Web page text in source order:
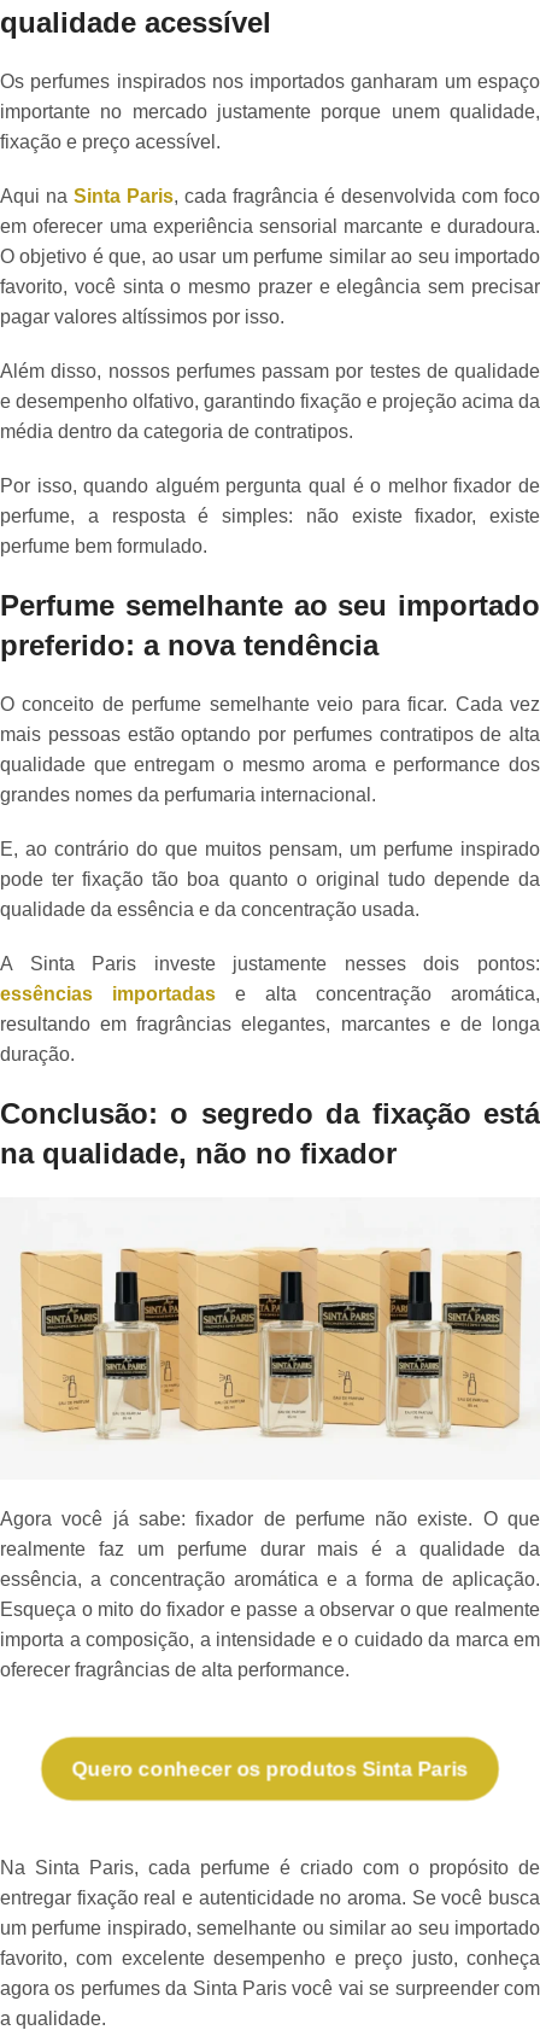
qualidade acessível
Os perfumes inspirados nos importados ganharam um espaço
importante no mercado justamente porque unem qualidade,
fixação e preço acessível.
Aqui na Sinta Paris, cada fragrância é desenvolvida com foco
em oferecer uma experiência sensorial marcante e duradoura.
O objetivo é que, ao usar um perfume similar ao seu importado
favorito, você sinta o mesmo prazer e elegância sem precisar
pagar valores altíssimos por isso.
Além disso, nossos perfumes passam por testes de qualidade
e desempenho olfativo, garantindo fixação e projeção acima da
média dentro da categoria de contratipos.
Por isso, quando alguém pergunta qual é o melhor fixador de
perfume, a resposta é simples: não existe fixador, existe
perfume bem formulado.
Perfume semelhante ao seu importado
preferido: a nova tendência
O conceito de perfume semelhante veio para ficar. Cada vez
mais pessoas estão optando por perfumes contratipos de alta
qualidade que entregam o mesmo aroma e performance dos
grandes nomes da perfumaria internacional.
E, ao contrário do que muitos pensam, um perfume inspirado
pode ter fixação tão boa quanto o original tudo depende da
qualidade da essência e da concentração usada.
A Sinta Paris investe justamente nesses dois pontos:
essências importadas e alta concentração aromática,
resultando em fragrâncias elegantes, marcantes e de longa
duração.
Conclusão: o segredo da fixação está
na qualidade, não no fixador
Agora você já sabe: fixador de perfume não existe. O que
realmente faz um perfume durar mais é a qualidade da
essência, a concentração aromática e a forma de aplicação.
Esqueça o mito do fixador e passe a observar o que realmente
importa a composição, a intensidade e o cuidado da marca em
oferecer fragrâncias de alta performance.
Quero conhecer os produtos Sinta Paris
Na Sinta Paris, cada perfume é criado com o propósito de
entregar fixação real e autenticidade no aroma. Se você busca
um perfume inspirado, semelhante ou similar ao seu importado
favorito, com excelente desempenho e preço justo, conheça
agora os perfumes da Sinta Paris você vai se surpreender com
a qualidade.